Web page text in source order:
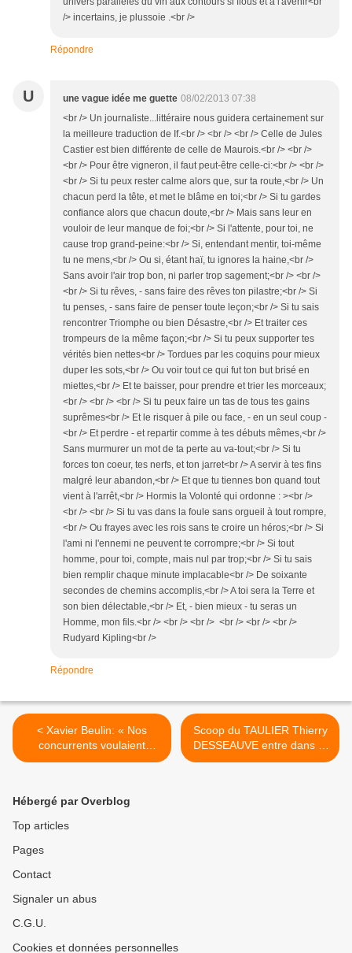
/> incertains, je plussoie .<br />
Répondre
U une vague idée me guette 08/02/2013 07:38
<br /> Un journaliste...littéraire nous guidera certainement sur
la meilleure traduction de If.<br /> <br /> <br /> Celle de Jules
Castier est bien différente de celle de Maurois.<br /> <br />
<br /> Pour être vigneron, il faut peut-être celle-ci:<br /> <br />
<br /> Si tu peux rester calme alors que, sur ta route,<br /> Un
chacun perd la tête, et met le blâme en toi;<br /> Si tu gardes
confiance alors que chacun doute,<br /> Mais sans leur en
vouloir de leur manque de foi;<br /> Si l'attente, pour toi, ne
cause trop grand-peine:<br /> Si, entendant mentir, toi-même
tu ne mens,<br /> Ou si, étant haï, tu ignores la haine,<br />
Sans avoir l'air trop bon, ni parler trop sagement;<br /> <br />
<br /> Si tu rêves, - sans faire des rêves ton pilastre;<br /> Si
tu penses, - sans faire de penser toute leçon;<br /> Si tu sais
rencontrer Triomphe ou bien Désastre,<br /> Et traiter ces
trompeurs de la même façon;<br /> Si tu peux supporter tes
vérités bien nettes<br /> Tordues par les coquins pour mieux
duper les sots,<br /> Ou voir tout ce qui fut ton but brisé en
miettes,<br /> Et te baisser, pour prendre et trier les morceaux;
<br /> <br /> <br /> Si tu peux faire un tas de tous tes gains
suprêmes<br /> Et le risquer à pile ou face, - en un seul coup -
<br /> Et perdre - et repartir comme à tes débuts mêmes,<br />
Sans murmurer un mot de ta perte au va-tout;<br /> Si tu
forces ton coeur, tes nerfs, et ton jarret<br /> A servir à tes fins
malgré leur abandon,<br /> Et que tu tiennes bon quand tout
vient à l'arrêt,<br /> Hormis la Volonté qui ordonne : ><br />
<br /> <br /> Si tu vas dans la foule sans orgueil à tout rompre,
<br /> Ou frayes avec les rois sans te croire un héros;<br /> Si
l'ami ni l'ennemi ne peuvent te corrompre;<br /> Si tout
homme, pour toi, compte, mais nul par trop;<br /> Si tu sais
bien remplir chaque minute implacable<br /> De soixante
secondes de chemins accomplis,<br /> A toi sera la Terre et
son bien délectable,<br /> Et, - bien mieux - tu seras un
Homme, mon fils.<br /> <br /> <br /> <br /> <br /> <br />
Rudyard Kipling<br />
Répondre
< Xavier Beulin: « Nos
concurrents voulaient
dézinguer la Fnsea. C’est
Scoop du TAULIER Thierry
DESSEAUVE entre dans le
WHO’S WHO 2013 en
Hébergé par Overblog
Top articles
Pages
Contact
Signaler un abus
C.G.U.
Cookies et données personnelles